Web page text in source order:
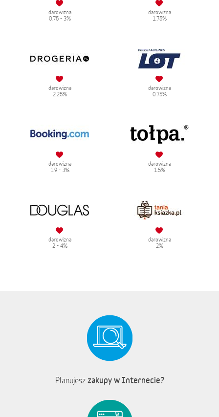
darowizna
0.75 - 3%
darowizna
1.75%
darowizna
2.25%
darowizna
0.75%
darowizna
1.9 - 3%
darowizna
1.5%
darowizna
2 - 4%
darowizna
2%
Planujesz zakupy w Internecie?